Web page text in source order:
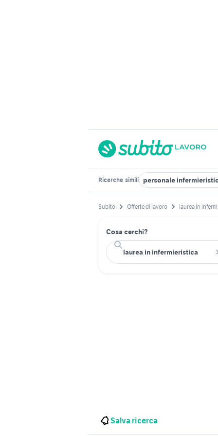
Ricerche simili personale
Subito Offerte di lavoro laurea in
Cosa cerchi?
Salva ricerca